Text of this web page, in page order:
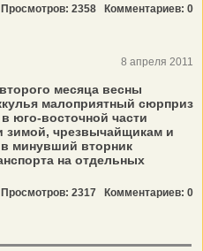
Просмотров: 2358 Комментариев: 0
8 апреля 2011
месяца весны
малоприятный сюрприз
юго-восточной части
зимой, чрезвычайщикам и
минувший вторник
на отдельных
Просмотров: 2317 Комментариев: 0